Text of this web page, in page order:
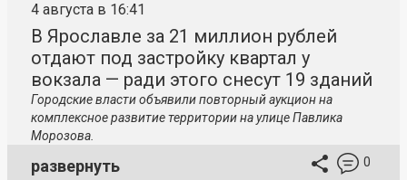
4 августа в 16:41
В Ярославле за 21 миллион рублей
отдают под застройку квартал у
вокзала — ради этого снесут 19 зданий
Городские власти объявили повторный аукцион на
комплексное развитие территории на улице Павлика
Морозова.
развернуть 0